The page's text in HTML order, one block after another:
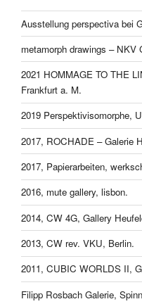
Ausstellung perspectiva bei
metamorph drawings – NKV
2021 HOMMAGE TO THE
Frankfurt a. M.
2019 Perspektivisomorphe,
2017, ROCHADE – Galerie
2017, Papierarbeiten,
2016, mute gallery, lisbon.
2014, CW 4G, Gallery
2013, CW rev. VKU, Berlin.
2011, CUBIC WORLDS II,
Filipp Rosbach Galerie,